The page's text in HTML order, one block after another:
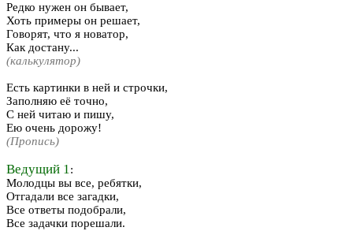
Редко нужен он бывает,
Хоть примеры он решает,
Говорят, что я новатор,
Как достану...
(калькулятор)
Есть картинки в ней и строчки,
Заполняю её точно,
С ней читаю и пишу,
Ею очень дорожу!
(Пропись)
Ведущий 1:
Молодцы вы все, ребятки,
Отгадали все загадки,
Все ответы подобрали,
Все задачки порешали.